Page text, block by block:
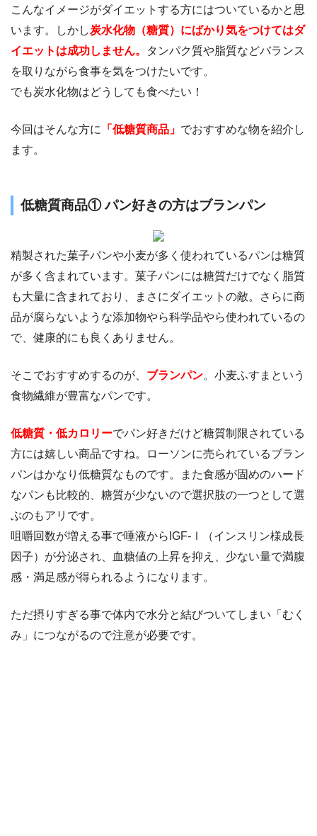
こんなイメージがダイエットする方にはついているかと思
います。しかし炭水化物（糖質）にばかり気をつけてはダ
イエットは成功しません。
タンパク質や脂質などバランス
を取りながら食事を気をつけたいです。
でも炭水化物はどうしても食べたい！
今回はそんな方に 「低糖質商品」 でおすすめな物を紹介し
ます。
低糖質商品① パン好きの方はブランパン
精製された菓子パンや小麦が多く使われているパンは糖質
が多く含まれています。菓子パンには糖質だけでなく脂質
も大量に含まれており、まさにダイエットの敵。さらに商
品が腐らないような添加物やら科学品やら使われているの
で、健康的にも良くありません。
そこでおすすめするのが、 ブランパン。小麦ふすまという
食物繊維が豊富なパンです。
低糖質・低カロリーでパン好きだけど糖質制限されている
方には嬉しい商品ですね。ローソンに売られているブラン
パンはかなり低糖質なものです。また食感が固めのハード
なパンも比較的、糖質が少ないので選択肢の一つとして選
ぶのもアリです。
咀嚼回数が増える事で唾液からIGF-Ⅰ（インスリン様成長
因子）が分泌され、血糖値の上昇を抑え、少ない量で満腹
感・満足感が得られるようになります。
ただ摂りすぎる事で体内で水分と結びついてしまい「むく
み」につながるので注意が必要です。